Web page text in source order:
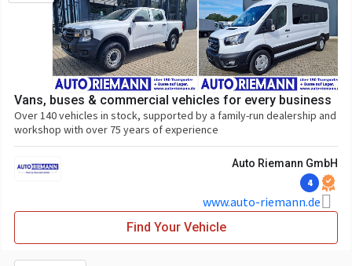
Vans, buses & commercial vehicles for every business
Over 140 vehicles in stock, supported by a family-run dealership and
workshop with over 75 years of experience
Auto Riemann GmbH
4
www.auto-riemann.de
Find Your Vehicle